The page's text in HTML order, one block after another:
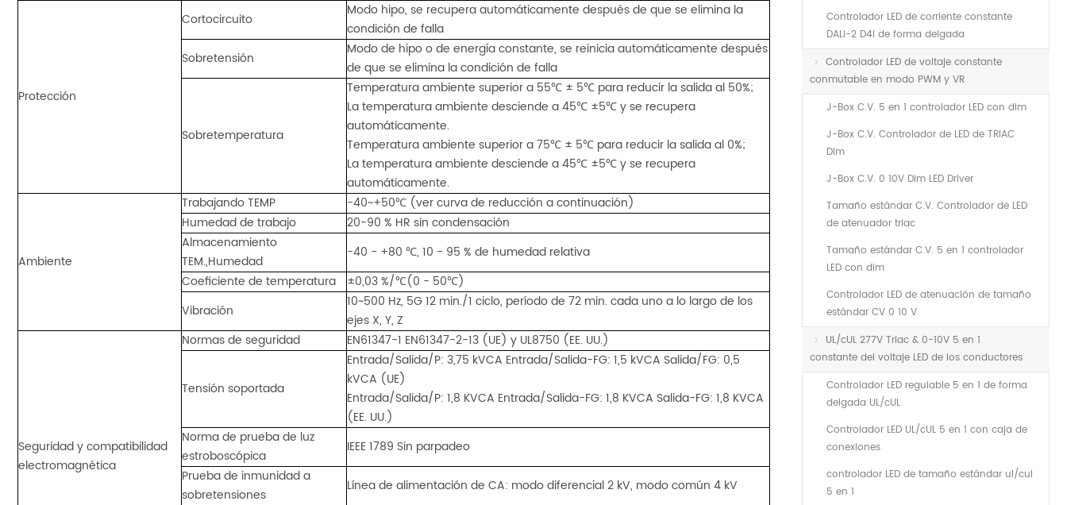
Protección
Cortocircuito
Modo hipo, se recupera automáticamente después de que se elimina la
condición de falla
Sobretensión
Modo de hipo o de energía constante, se reinicia automáticamente después
de que se elimina la condición de falla
Sobretemperatura
Temperatura ambiente superior a 55℃ ± 5℃ para reducir la salida al 50%;
La temperatura ambiente desciende a 45℃ ±5℃ y se recupera
automáticamente.
Temperatura ambiente superior a 75℃ ± 5℃ para reducir la salida al 0%;
La temperatura ambiente desciende a 45℃ ±5℃ y se recupera
automáticamente.
Ambiente
Trabajando TEMP
-40~+50℃ (ver curva de reducción a continuación)
Humedad de trabajo
20-90 % HR sin condensación
Almacenamiento
TEM.,Humedad
-40 - +80 ℃, 10 - 95 % de humedad relativa
Coeficiente de temperatura
±0,03 %/℃(0 - 50℃)
Vibración
10~500 Hz, 5G 12 min./1 ciclo, período de 72 min. cada uno a lo largo de los
ejes X, Y, Z
Seguridad y compatibilidad
electromagnética
Normas de seguridad EN61347-1 EN61347-2-13 (UE) y UL8750 (EE. UU.)
Tensión soportada
Entrada/Salida/P: 3,75 kVCA Entrada/Salida-FG: 1,5 kVCA Salida/FG: 0,5
kVCA (UE)
Entrada/Salida/P: 1,8 KVCA Entrada/Salida-FG: 1,8 KVCA Salida-FG: 1,8 KVCA
(EE. UU.)
Norma de prueba de luz
estroboscópica
IEEE 1789 Sin parpadeo
Prueba de inmunidad a
sobretensiones
Línea de alimentación de CA: modo diferencial 2 kV, modo común 4 kV
Controlador LED de corriente constante
DALI-2 D4i de forma delgada
Controlador LED de voltaje constante
conmutable en modo PWM y VR
J-Box C.V. 5 en 1 controlador LED con dim
J-Box C.V. Controlador de LED de TRIAC
Dim
J-Box C.V. 0 10V Dim LED Driver
Tamaño estándar C.V. Controlador de LED
de atenuador triac
Tamaño estándar C.V. 5 en 1 controlador
LED con dim
Controlador LED de atenuación de tamaño
estándar CV 0 10 V
UL/cUL 277V Triac & 0-10V 5 en 1
constante del voltaje LED de los conductores
Controlador LED regulable 5 en 1 de forma
delgada UL/cUL
Controlador LED UL/cUL 5 en 1 con caja de
conexiones
controlador LED de tamaño estándar ul/cul
5 en 1